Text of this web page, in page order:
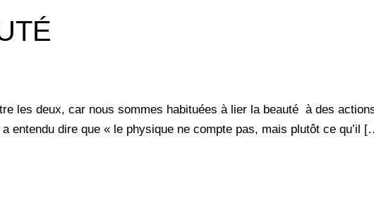
les deux, car nous sommes habituées à lier la beauté à des
entendu dire que « le physique ne compte pas, mais plutôt ce qu’il